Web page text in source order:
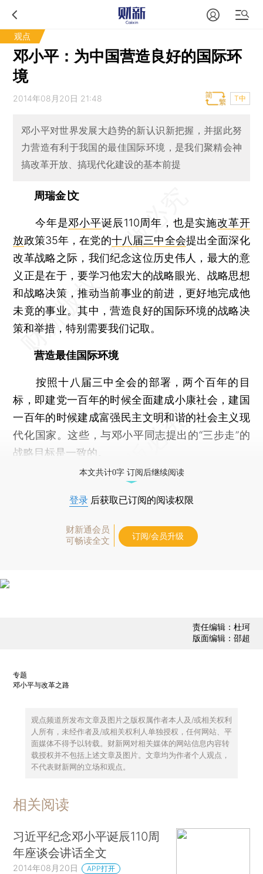
观点
邓小平：为中国营造良好的国际环
境
2014年08月20日 21:48 T中
邓小平对世界发展大趋势的新认识新把握，并据此努
力营造有利于我国的最佳国际环境，是我们聚精会神
搞改革开放、搞现代化建设的基本前提
周瑞金∣文
今年是邓小平诞辰110周年，也是实施改革开
放政策35年，在党的十八届三中全会提出全面深化
改革战略之际，我们纪念这位历史伟人，最大的意
义正是在于，要学习他宏大的战略眼光、战略思想
和战略决策，推动当前事业的前进，更好地完成他
未竟的事业。其中，营造良好的国际环境的战略决
策和举措，特别需要我们记取。
营造最佳国际环境
按照十八届三中全会的部署，两个百年的目
标，即建党一百年的时候全面建成小康社会，建国
一百年的时候建成富强民主文明和谐的社会主义现
代化国家。这些，与邓小平同志提出的“三步走”的
战略目标是一致的。
本文共计0字 订阅后继续阅读
登录 后获取已订阅的阅读权限
财新通会员
可畅读全文
订阅/会员升级
责任编辑：杜珂
版面编辑：邵超
专题
邓小平与改革之路
观点频道所发布文章及图片之版权属作者本人及/或相关权利
人所有，未经作者及/或相关权利人单独授权，任何网站、平
面媒体不得予以转载。财新网对相关媒体的网站信息内容转
载授权并不包括上述文章及图片。文章均为作者个人观点，
不代表财新网的立场和观点。
相关阅读
习近平纪念邓小平诞辰110周
年座谈会讲话全文
2014年08月20日 APP打开